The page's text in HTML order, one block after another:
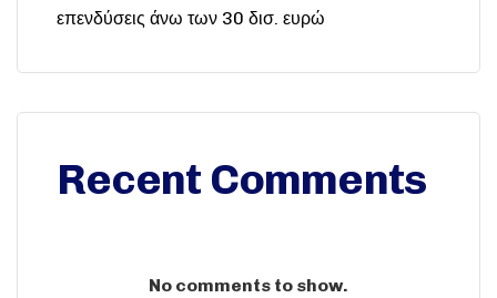
επενδύσεις άνω των 30 δισ. ευρώ
Recent Comments
No comments to show.